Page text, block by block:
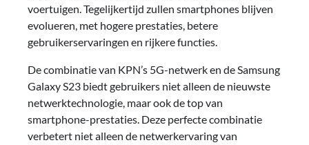
voertuigen. Tegelijkertijd zullen smartphones blijven
evolueren, met hogere prestaties, betere
gebruikerservaringen en rijkere functies.
De combinatie van KPN’s 5G-netwerk en de Samsung
Galaxy S23 biedt gebruikers niet alleen de nieuwste
netwerktechnologie, maar ook de top van
smartphone-prestaties. Deze perfecte combinatie
verbetert niet alleen de netwerkervaring van